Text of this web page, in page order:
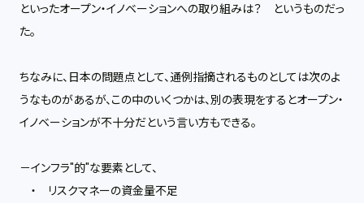
といったオープン・イノベーションへの取り組みは？ というものだっ
た。
ちなみに、日本の問題点として、通例指摘されるものとしては次のよ
うなものがあるが、この中のいくつかは、別の表現をするとオープン・
イノベーションが不十分だという言い方もできる。
－インフラ"的"な要素として、
・ リスクマネーの資金量不足